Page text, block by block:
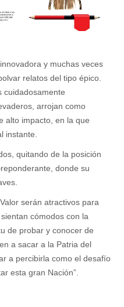
y muchas veces
relatos del tipo épico.
cuidadosamente
arrojan como
alto impacto, en la que
instante.
quitando de la posición
donde su
serán atractivos para
cómodos con la
de probar y conocer de
a sacar a la Patria del
a percibirla como el desafío
esta gran Nación”.